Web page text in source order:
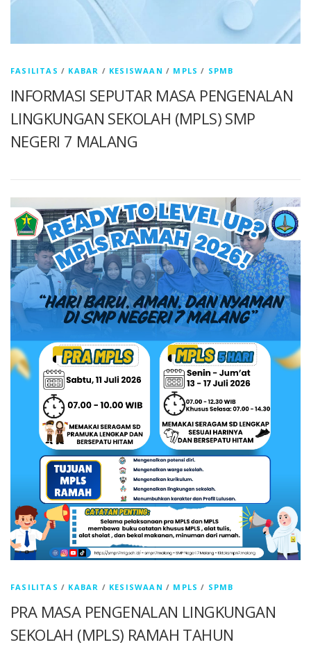
FASILITAS / KABAR / KESISWAAN / MPLS / SPMB
INFORMASI SEPUTAR MASA PENGENALAN
LINGKUNGAN SEKOLAH (MPLS) SMP
NEGERI 7 MALANG
FASILITAS / KABAR / KESISWAAN / MPLS / SPMB
PRA MASA PENGENALAN LINGKUNGAN
SEKOLAH (MPLS) RAMAH TAHUN